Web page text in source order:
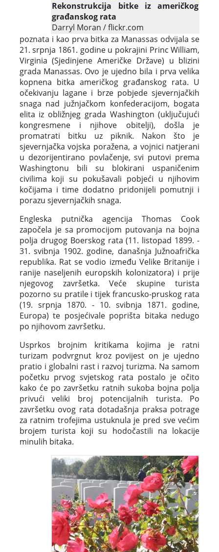
Rekonstrukcija bitke iz američkog
građanskog rata
Darryl Moran / flickr.com
poznata i kao prva bitka za Manassas odvijala se
21. srpnja 1861. godine u pokrajini Princ William,
Virginia (Sjedinjene Američke Države) u blizini
grada Manassas. Ovo je ujedno bila i prva velika
kopnena bitka američkog građanskog rata. U
očekivanju lagane i brze pobjede sjevernjačkih
snaga nad južnjačkom konfederacijom, bogata
elita iz obližnjeg grada Washington (uključujući
kongresmene i njihove obitelji), došla je
promatrati bitku uz piknik. Nakon što je
sjevernjačka vojska poražena, a vojnici natjerani
u dezorijentirano povlačenje, svi putovi prema
Washingtonu bili su blokirani uspaničenim
civilima koji su pokušavali pobjeći u njihovim
kočijama i time dodatno pridonijeli pomutnji i
porazu sjevernjačkih snaga.
Engleska putnička agencija Thomas Cook
započela je sa promocijom putovanja na bojna
polja drugog Boerskog rata (11. listopad 1899. -
31. svibnja 1902. godine, današnja Južnoafrička
republika. Rat se vodio između Velike Britanije i
ranije naseljenih europskih kolonizatora) i prije
njegovog završetka. Veće skupine turista
pozorno su pratile i tijek francusko-pruskog rata
(19. srpnja 1870. - 10. svibnja 1871. godine,
Europa) te posjećivale poprišta bitaka nedugo
po njihovom završetku.
Usprkos brojnim kritikama kojima je ratni
turizam podvrgnut kroz povijest on je ujedno
pratio i globalni rast i razvoj turizma. Na samom
početku prvog svjetskog rata postalo je očito
kako će po završetku ratnih sukoba bojna polja
privući veliki broj potencijalnih turista. Po
završetku ovog rata dotadašnja praksa potrage
za ratnim trofejima ustuknula je pred sve većim
brojem turista koji su hodočastili na lokacije
minulih bitaka.